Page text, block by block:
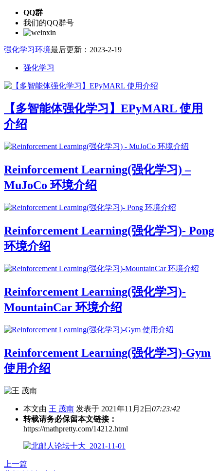
QQ群
我们的QQ群号
强化学习环境最后更新：2023-2-19
强化学习
【多智能体强化学习】EPyMARL 使用
介绍
Reinforcement Learning(强化学习) –
MuJoCo 环境介绍
Reinforcement Learning(强化学习)- Pong
环境介绍
Reinforcement Learning(强化学习)-
MountainCar 环境介绍
Reinforcement Learning(强化学习)-Gym
使用介绍
本文由 王 茂南 发表于 2021年11月2日 07:23:42
转载请务必保留本文链接：
https://mathpretty.com/14212.html
上一篇